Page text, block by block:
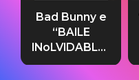
Bad Bunny e
“BAILE
INoLVIDABLE”:
testo,